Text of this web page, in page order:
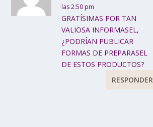
las 2:50 pm
GRATÍSIMAS POR TAN
VALIOSA INFORMASEL,
¿PODRÍAN PUBLICAR
FORMAS DE PREPARASEL
DE ESTOS PRODUCTOS?
RESPONDER